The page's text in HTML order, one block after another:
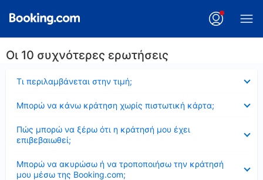
Οι 10 συχνότερες ερωτήσεις
Τι περιλαμβάνεται στην τιμή;
Μπορώ να κάνω κράτηση χωρίς πιστωτική κάρτα;
Πώς μπορώ να ξέρω ότι η κράτησή μου έχει
επιβεβαιωθεί;
Μπορώ να ακυρώσω ή να τροποποιήσω την κράτησή
μου μέσω της Booking.com;